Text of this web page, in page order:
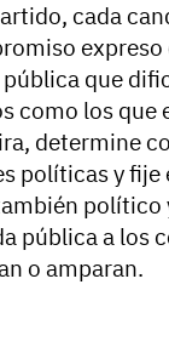
cada
expreso
que
como los que
determine
políticas y fije
político
pública a los
o amparan.